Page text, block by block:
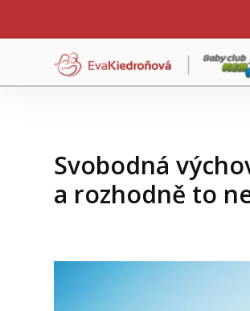
Svobodná
a rozhodně to